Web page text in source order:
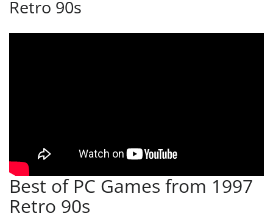
Retro 90s
Best of PC Games from 1997
Retro 90s